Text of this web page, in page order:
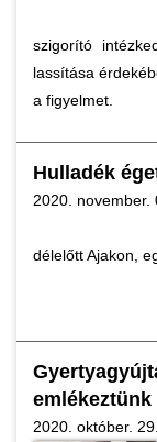
szigorító
lassítása
a figyelmet.
Hulladék
2020. november.
délelőtt Ajakon,
2020. október.